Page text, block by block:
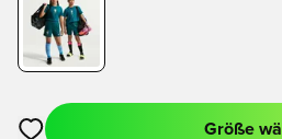
Größe